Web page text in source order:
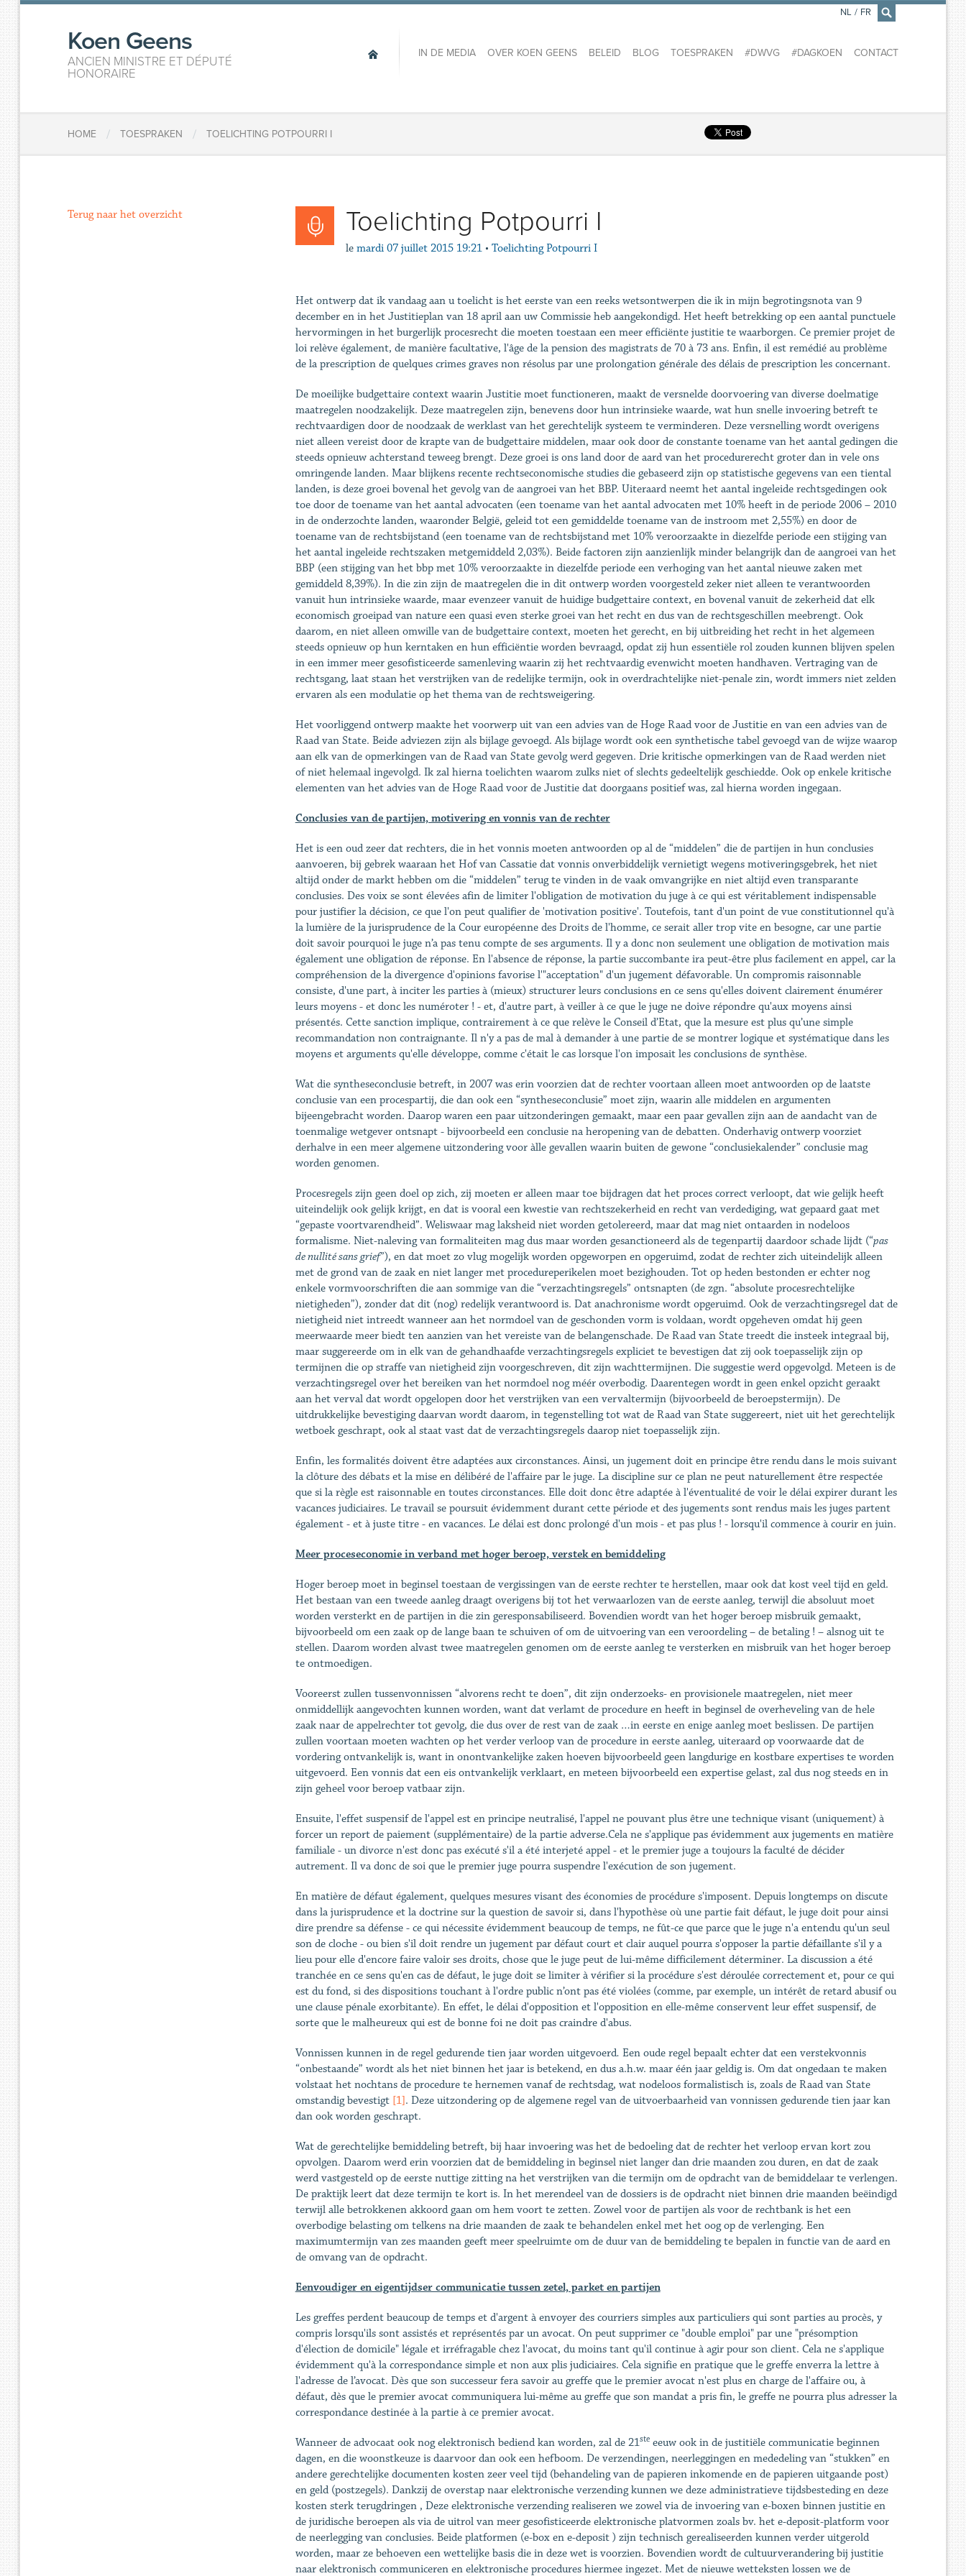
×
Koen Geens
ANCIEN MINISTRE ET DÉPUTÉ
HONORAIRE
IN DE MEDIA OVER KOEN GEENS BELEID BLOG TOESPRAKEN #DWVG #DAGKOEN CONTACT
NL / FR
HOME / TOESPRAKEN / TOELICHTING POTPOURRI I
Toelichting Potpourri I
le mardi 07 juillet 2015 19:21 • Toelichting Potpourri I
Het ontwerp dat ik vandaag aan u toelicht is het eerste van een reeks wetsontwerpen die ik in mijn begrotingsnota van 9
december en in het Justitieplan van 18 april aan uw Commissie heb aangekondigd. Het heeft betrekking op een aantal punctuele
hervormingen in het burgerlijk procesrecht die moeten toestaan een meer efficiënte justitie te waarborgen. Ce premier projet de
loi relève également, de manière facultative, l'âge de la pension des magistrats de 70 à 73 ans. Enfin, il est remédié au problème
de la prescription de quelques crimes graves non résolus par une prolongation générale des délais de prescription les concernant.
De moeilijke budgettaire context waarin Justitie moet functioneren, maakt de versnelde doorvoering van diverse doelmatige
maatregelen noodzakelijk. Deze maatregelen zijn, benevens door hun intrinsieke waarde, wat hun snelle invoering betreft te
rechtvaardigen door de noodzaak de werklast van het gerechtelijk systeem te verminderen. Deze versnelling wordt overigens
niet alleen vereist door de krapte van de budgettaire middelen, maar ook door de constante toename van het aantal gedingen die
steeds opnieuw achterstand teweeg brengt. Deze groei is ons land door de aard van het procedurerecht groter dan in vele ons
omringende landen. Maar blijkens recente rechtseconomische studies die gebaseerd zijn op statistische gegevens van een tiental
landen, is deze groei bovenal het gevolg van de aangroei van het BBP. Uiteraard neemt het aantal ingeleide rechtsgedingen ook
toe door de toename van het aantal advocaten (een toename van het aantal advocaten met 10% heeft in de periode 2006 – 2010
in de onderzochte landen, waaronder België, geleid tot een gemiddelde toename van de instroom met 2,55%) en door de
toename van de rechtsbijstand (een toename van de rechtsbijstand met 10% veroorzaakte in diezelfde periode een stijging van
het aantal ingeleide rechtszaken metgemiddeld 2,03%). Beide factoren zijn aanzienlijk minder belangrijk dan de aangroei van het
BBP (een stijging van het bbp met 10% veroorzaakte in diezelfde periode een verhoging van het aantal nieuwe zaken met
gemiddeld 8,39%). In die zin zijn de maatregelen die in dit ontwerp worden voorgesteld zeker niet alleen te verantwoorden
vanuit hun intrinsieke waarde, maar evenzeer vanuit de huidige budgettaire context, en bovenal vanuit de zekerheid dat elk
economisch groeipad van nature een quasi even sterke groei van het recht en dus van de rechtsgeschillen meebrengt. Ook
daarom, en niet alleen omwille van de budgettaire context, moeten het gerecht, en bij uitbreiding het recht in het algemeen
steeds opnieuw op hun kerntaken en hun efficiëntie worden bevraagd, opdat zij hun essentiële rol zouden kunnen blijven spelen
in een immer meer gesofisticeerde samenleving waarin zij het rechtvaardig evenwicht moeten handhaven. Vertraging van de
rechtsgang, laat staan het verstrijken van de redelijke termijn, ook in overdrachtelijke niet-penale zin, wordt immers niet zelden
ervaren als een modulatie op het thema van de rechtsweigering.
Het voorliggend ontwerp maakte het voorwerp uit van een advies van de Hoge Raad voor de Justitie en van een advies van de
Raad van State. Beide adviezen zijn als bijlage gevoegd. Als bijlage wordt ook een synthetische tabel gevoegd van de wijze waarop
aan elk van de opmerkingen van de Raad van State gevolg werd gegeven. Drie kritische opmerkingen van de Raad werden niet
of niet helemaal ingevolgd. Ik zal hierna toelichten waarom zulks niet of slechts gedeeltelijk geschiedde. Ook op enkele kritische
elementen van het advies van de Hoge Raad voor de Justitie dat doorgaans positief was, zal hierna worden ingegaan.
Conclusies van de partijen, motivering en vonnis van de rechter
Het is een oud zeer dat rechters, die in het vonnis moeten antwoorden op al de “middelen” die de partijen in hun conclusies
aanvoeren, bij gebrek waaraan het Hof van Cassatie dat vonnis onverbiddelijk vernietigt wegens motiveringsgebrek, het niet
altijd onder de markt hebben om die “middelen” terug te vinden in de vaak omvangrijke en niet altijd even transparante
conclusies. Des voix se sont élevées afin de limiter l'obligation de motivation du juge à ce qui est véritablement indispensable
pour justifier la décision, ce que l'on peut qualifier de 'motivation positive'. Toutefois, tant d'un point de vue constitutionnel qu'à
la lumière de la jurisprudence de la Cour européenne des Droits de l'homme, ce serait aller trop vite en besogne, car une partie
doit savoir pourquoi le juge n’a pas tenu compte de ses arguments. Il y a donc non seulement une obligation de motivation mais
également une obligation de réponse. En l'absence de réponse, la partie succombante ira peut-être plus facilement en appel, car la
compréhension de la divergence d'opinions favorise l'"acceptation" d'un jugement défavorable. Un compromis raisonnable
consiste, d'une part, à inciter les parties à (mieux) structurer leurs conclusions en ce sens qu'elles doivent clairement énumérer
leurs moyens - et donc les numéroter ! - et, d'autre part, à veiller à ce que le juge ne doive répondre qu'aux moyens ainsi
présentés. Cette sanction implique, contrairement à ce que relève le Conseil d’Etat, que la mesure est plus qu’une simple
recommandation non contraignante. Il n'y a pas de mal à demander à une partie de se montrer logique et systématique dans les
moyens et arguments qu'elle développe, comme c'était le cas lorsque l'on imposait les conclusions de synthèse.
Wat die syntheseconclusie betreft, in 2007 was erin voorzien dat de rechter voortaan alleen moet antwoorden op de laatste
conclusie van een procespartij, die dan ook een “syntheseconclusie” moet zijn, waarin alle middelen en argumenten
bijeengebracht worden. Daarop waren een paar uitzonderingen gemaakt, maar een paar gevallen zijn aan de aandacht van de
toenmalige wetgever ontsnapt - bijvoorbeeld een conclusie na heropening van de debatten. Onderhavig ontwerp voorziet
derhalve in een meer algemene uitzondering voor àlle gevallen waarin buiten de gewone “conclusiekalender” conclusie mag
worden genomen.
Procesregels zijn geen doel op zich, zij moeten er alleen maar toe bijdragen dat het proces correct verloopt, dat wie gelijk heeft
uiteindelijk ook gelijk krijgt, en dat is vooral een kwestie van rechtszekerheid en recht van verdediging, wat gepaard gaat met
“gepaste voortvarendheid”. Weliswaar mag laksheid niet worden getolereerd, maar dat mag niet ontaarden in nodeloos
formalisme. Niet-naleving van formaliteiten mag dus maar worden gesanctioneerd als de tegenpartij daardoor schade lijdt (“pas
de nullité sans grief”), en dat moet zo vlug mogelijk worden opgeworpen en opgeruimd, zodat de rechter zich uiteindelijk alleen
met de grond van de zaak en niet langer met procedureperikelen moet bezighouden. Tot op heden bestonden er echter nog
enkele vormvoorschriften die aan sommige van die “verzachtingsregels” ontsnapten (de zgn. “absolute procesrechtelijke
nietigheden”), zonder dat dit (nog) redelijk verantwoord is. Dat anachronisme wordt opgeruimd. Ook de verzachtingsregel dat de
nietigheid niet intreedt wanneer aan het normdoel van de geschonden vorm is voldaan, wordt opgeheven omdat hij geen
meerwaarde meer biedt ten aanzien van het vereiste van de belangenschade. De Raad van State treedt die insteek integraal bij,
maar suggereerde om in elk van de gehandhaafde verzachtingsregels expliciet te bevestigen dat zij ook toepasselijk zijn op
termijnen die op straffe van nietigheid zijn voorgeschreven, dit zijn wachttermijnen. Die suggestie werd opgevolgd. Meteen is de
verzachtingsregel over het bereiken van het normdoel nog méér overbodig. Daarentegen wordt in geen enkel opzicht geraakt
aan het verval dat wordt opgelopen door het verstrijken van een vervaltermijn (bijvoorbeeld de beroepstermijn). De
uitdrukkelijke bevestiging daarvan wordt daarom, in tegenstelling tot wat de Raad van State suggereert, niet uit het gerechtelijk
wetboek geschrapt, ook al staat vast dat de verzachtingsregels daarop niet toepasselijk zijn.
Enfin, les formalités doivent être adaptées aux circonstances. Ainsi, un jugement doit en principe être rendu dans le mois suivant
la clôture des débats et la mise en délibéré de l'affaire par le juge. La discipline sur ce plan ne peut naturellement être respectée
que si la règle est raisonnable en toutes circonstances. Elle doit donc être adaptée à l'éventualité de voir le délai expirer durant les
vacances judiciaires. Le travail se poursuit évidemment durant cette période et des jugements sont rendus mais les juges partent
également - et à juste titre - en vacances. Le délai est donc prolongé d'un mois - et pas plus ! - lorsqu'il commence à courir en juin.
Meer proceseconomie in verband met hoger beroep, verstek en bemiddeling
Hoger beroep moet in beginsel toestaan de vergissingen van de eerste rechter te herstellen, maar ook dat kost veel tijd en geld.
Het bestaan van een tweede aanleg draagt overigens bij tot het verwaarlozen van de eerste aanleg, terwijl die absoluut moet
worden versterkt en de partijen in die zin geresponsabiliseerd. Bovendien wordt van het hoger beroep misbruik gemaakt,
bijvoorbeeld om een zaak op de lange baan te schuiven of om de uitvoering van een veroordeling – de betaling ! – alsnog uit te
stellen. Daarom worden alvast twee maatregelen genomen om de eerste aanleg te versterken en misbruik van het hoger beroep
te ontmoedigen.
Vooreerst zullen tussenvonnissen “alvorens recht te doen”, dit zijn onderzoeks- en provisionele maatregelen, niet meer
onmiddellijk aangevochten kunnen worden, want dat verlamt de procedure en heeft in beginsel de overheveling van de hele
zaak naar de appelrechter tot gevolg, die dus over de rest van de zaak …in eerste en enige aanleg moet beslissen. De partijen
zullen voortaan moeten wachten op het verder verloop van de procedure in eerste aanleg, uiteraard op voorwaarde dat de
vordering ontvankelijk is, want in onontvankelijke zaken hoeven bijvoorbeeld geen langdurige en kostbare expertises te worden
uitgevoerd. Een vonnis dat een eis ontvankelijk verklaart, en meteen bijvoorbeeld een expertise gelast, zal dus nog steeds en in
zijn geheel voor beroep vatbaar zijn.
Ensuite, l'effet suspensif de l'appel est en principe neutralisé, l'appel ne pouvant plus être une technique visant (uniquement) à
forcer un report de paiement (supplémentaire) de la partie adverse.Cela ne s'applique pas évidemment aux jugements en matière
familiale - un divorce n'est donc pas exécuté s'il a été interjeté appel - et le premier juge a toujours la faculté de décider
autrement. Il va donc de soi que le premier juge pourra suspendre l'exécution de son jugement.
En matière de défaut également, quelques mesures visant des économies de procédure s'imposent. Depuis longtemps on discute
dans la jurisprudence et la doctrine sur la question de savoir si, dans l'hypothèse où une partie fait défaut, le juge doit pour ainsi
dire prendre sa défense - ce qui nécessite évidemment beaucoup de temps, ne fût-ce que parce que le juge n'a entendu qu'un seul
son de cloche - ou bien s'il doit rendre un jugement par défaut court et clair auquel pourra s'opposer la partie défaillante s'il y a
lieu pour elle d'encore faire valoir ses droits, chose que le juge peut de lui-même difficilement déterminer. La discussion a été
tranchée en ce sens qu'en cas de défaut, le juge doit se limiter à vérifier si la procédure s'est déroulée correctement et, pour ce qui
est du fond, si des dispositions touchant à l'ordre public n’ont pas été violées (comme, par exemple, un intérêt de retard abusif ou
une clause pénale exorbitante). En effet, le délai d'opposition et l'opposition en elle-même conservent leur effet suspensif, de
sorte que le malheureux qui est de bonne foi ne doit pas craindre d'abus.
Vonnissen kunnen in de regel gedurende tien jaar worden uitgevoerd. Een oude regel bepaalt echter dat een verstekvonnis
“onbestaande” wordt als het niet binnen het jaar is betekend, en dus a.h.w. maar één jaar geldig is. Om dat ongedaan te maken
volstaat het nochtans de procedure te hernemen vanaf de rechtsdag, wat nodeloos formalistisch is, zoals de Raad van State
omstandig bevestigt [1]. Deze uitzondering op de algemene regel van de uitvoerbaarheid van vonnissen gedurende tien jaar kan
dan ook worden geschrapt.
Wat de gerechtelijke bemiddeling betreft, bij haar invoering was het de bedoeling dat de rechter het verloop ervan kort zou
opvolgen. Daarom werd erin voorzien dat de bemiddeling in beginsel niet langer dan drie maanden zou duren, en dat de zaak
werd vastgesteld op de eerste nuttige zitting na het verstrijken van die termijn om de opdracht van de bemiddelaar te verlengen.
De praktijk leert dat deze termijn te kort is. In het merendeel van de dossiers is de opdracht niet binnen drie maanden beëindigd
terwijl alle betrokkenen akkoord gaan om hem voort te zetten. Zowel voor de partijen als voor de rechtbank is het een
overbodige belasting om telkens na drie maanden de zaak te behandelen enkel met het oog op de verlenging. Een
maximumtermijn van zes maanden geeft meer speelruimte om de duur van de bemiddeling te bepalen in functie van de aard en
de omvang van de opdracht.
Eenvoudiger en eigentijdser communicatie tussen zetel, parket en partijen
Les greffes perdent beaucoup de temps et d'argent à envoyer des courriers simples aux particuliers qui sont parties au procès, y
compris lorsqu'ils sont assistés et représentés par un avocat. On peut supprimer ce "double emploi" par une "présomption
d'élection de domicile" légale et irréfragable chez l'avocat, du moins tant qu'il continue à agir pour son client. Cela ne s'applique
évidemment qu'à la correspondance simple et non aux plis judiciaires. Cela signifie en pratique que le greffe enverra la lettre à
l'adresse de l’avocat. Dès que son successeur fera savoir au greffe que le premier avocat n'est plus en charge de l'affaire ou, à
défaut, dès que le premier avocat communiquera lui-même au greffe que son mandat a pris fin, le greffe ne pourra plus adresser la
correspondance destinée à la partie à ce premier avocat.
Wanneer de advocaat ook nog elektronisch bediend kan worden, zal de 21steeeuw ook in de justitiële communicatie beginnen
dagen, en die woonstkeuze is daarvoor dan ook een hefboom. De verzendingen, neerleggingen en mededeling van “stukken” en
andere gerechtelijke documenten kosten zeer veel tijd (behandeling van de papieren inkomende en de papieren uitgaande post)
en geld (postzegels). Dankzij de overstap naar elektronische verzending kunnen we deze administratieve tijdsbesteding en deze
kosten sterk terugdringen , Deze elektronische verzending realiseren we zowel via de invoering van e-boxen binnen justitie en
de juridische beroepen als via de uitrol van meer gesofisticeerde elektronische platvormen zoals bv. het e-deposit-platform voor
de neerlegging van conclusies. Beide platformen (e-box en e-deposit ) zijn technisch gerealiseerden kunnen verder uitgerold
worden, maar ze behoeven een wettelijke basis die in deze wet is voorzien. Bovendien wordt de cultuurverandering bij justitie
naar elektronisch communiceren en elektronische procedures hiermee ingezet. Met de nieuwe wetteksten lossen we de
Terug naar het overzicht